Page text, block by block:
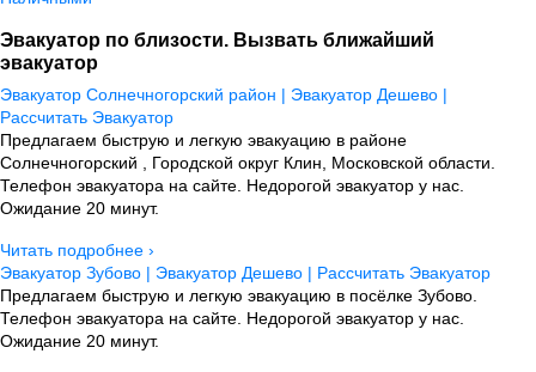
Эвакуатор по близости. Вызвать ближайший
эвакуатор
Эвакуатор Солнечногорский район | Эвакуатор Дешево |
Рассчитать Эвакуатор
Предлагаем быструю и легкую эвакуацию в районе
Солнечногорский , Городской округ Клин, Московской области.
Телефон эвакуатора на сайте. Недорогой эвакуатор у нас.
Ожидание 20 минут.
Читать подробнее ›
Эвакуатор Зубово | Эвакуатор Дешево | Рассчитать Эвакуатор
Предлагаем быструю и легкую эвакуацию в посёлке Зубово.
Телефон эвакуатора на сайте. Недорогой эвакуатор у нас.
Ожидание 20 минут.